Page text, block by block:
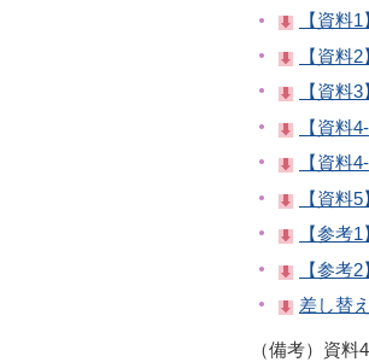
【資料
【資料
【資料
【資料
【資料
【資料
【参考
【参考
差し替
（備考）資